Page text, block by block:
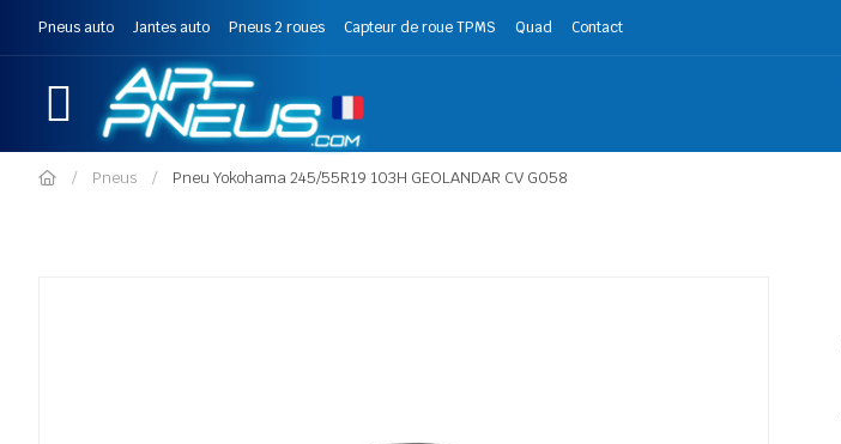
Pneus auto Jantes auto Pneus 2 roues Capteur de roue TPMS Quad Contact
Pneus Pneu Yokohama 245/55R19 103H GEOLANDAR CV G058